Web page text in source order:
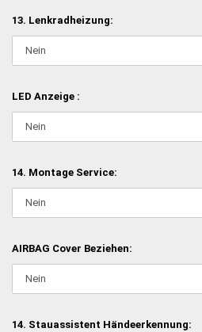
13. Lenkradheizung:
LED Anzeige :
14. Montage Service:
AIRBAG Cover Beziehen:
14. Stauassistent Händeerkennung: